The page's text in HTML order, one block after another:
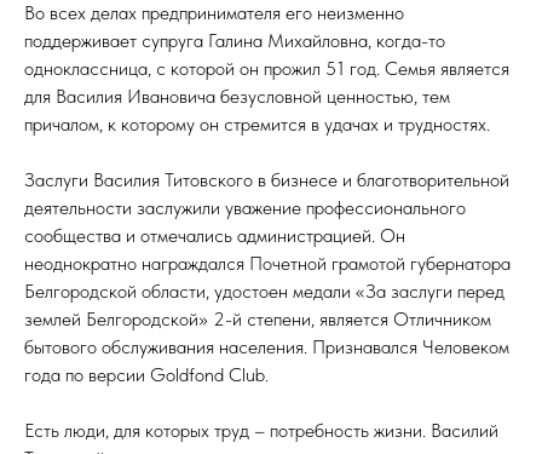
Во всех делах предпринимателя его неизменно
поддерживает супруга Галина Михайловна, когда-то
одноклассница, с которой он прожил 51 год. Семья является
для Василия Ивановича безусловной ценностью, тем
причалом, к которому он стремится в удачах и трудностях.
Заслуги Василия Титовского в бизнесе и благотворительной
деятельности заслужили уважение профессионального
сообщества и отмечались администрацией. Он
неоднократно награждался Почетной грамотой губернатора
Белгородской области, удостоен медали «За заслуги перед
землей Белгородской» 2-й степени, является Отличником
бытового обслуживания населения. Признавался Человеком
года по версии Goldfond Club.
Есть люди, для которых труд – потребность жизни. Василий